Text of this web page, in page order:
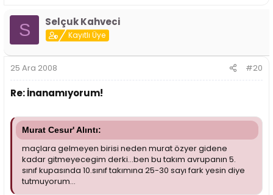
S Selçuk Kahveci
Kayıtlı Üye
25 Ara 2008 #20
Re: İnanamıyorum!
Murat Cesur' Alıntı:
maçlara gelmeyen birisi neden murat özyer gidene
kadar gitmeyecegim derki...ben bu takım avrupanın 5.
sınıf kupasında 10.sınıf takımına 25-30 sayı fark yesin diye
tutmuyorum...